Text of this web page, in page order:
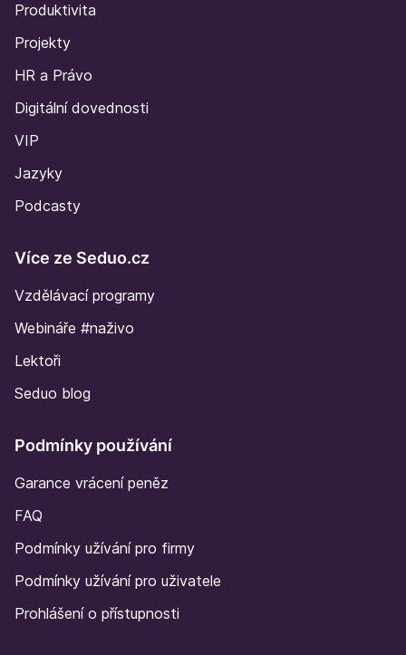
Produktivita
Projekty
HR a Právo
Digitální dovednosti
VIP
Jazyky
Podcasty
Více ze Seduo.cz
Vzdělávací programy
Webináře #naživo
Lektoři
Seduo blog
Podmínky používání
Garance vrácení peněz
FAQ
Podmínky užívání pro firmy
Podmínky užívání pro uživatele
Prohlášení o přístupnosti